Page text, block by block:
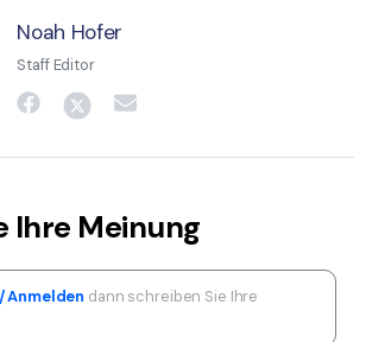
Noah Hofer
Staff Editor
Ihre Meinung
Anmelden dann schreiben Sie Ihre